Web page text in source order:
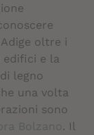
oltre i
edifici e la
legno
una volta
sono
Bolzano . Il